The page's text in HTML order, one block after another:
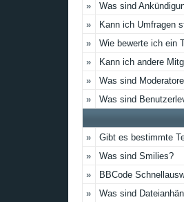
»
Was sind
»
Kann ich Umfragen
»
Wie bewerte ich ein
»
Kann ich andere
»
Was sind
»
Was sind
»
Gibt es bestimmte
»
Was sind Smilies?
»
BBCode
»
Was sind